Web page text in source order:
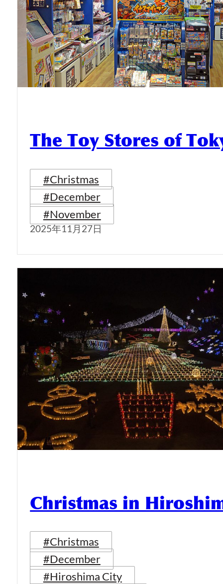
The Toy Stores of
#Christmas
#December
#November
2025年11月27日
Christmas in
#Christmas
#December
#Hiroshima City